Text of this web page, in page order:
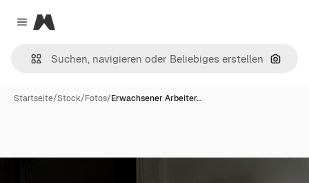
Close menu
Magnific
Nach
Startseite/Stock/Fotos/Erwachsener Arbeiter…